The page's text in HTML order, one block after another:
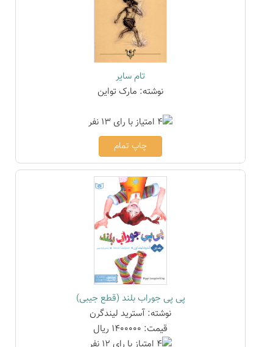
تام سایر
نوشته: مارک تواین
چاپ تمام
پی پی جوراب بلند (قطع جیبی)
نوشته: آسترید لیندگرن
قیمت: 1400000 ریال